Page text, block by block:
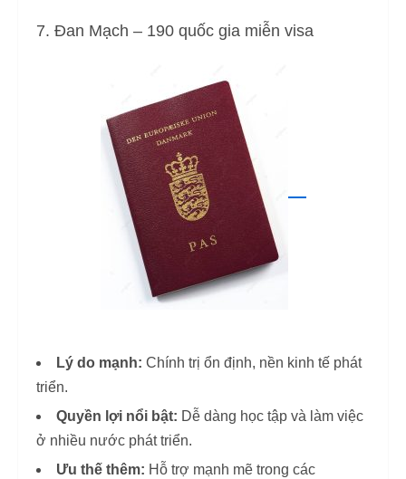
7. Đan Mạch – 190 quốc gia miễn visa
Lý do mạnh: Chính trị ổn định, nền kinh tế phát
triển.
Quyền lợi nổi bật: Dễ dàng học tập và làm việc
ở nhiều nước phát triển.
Ưu thế thêm: Hỗ trợ mạnh mẽ trong các